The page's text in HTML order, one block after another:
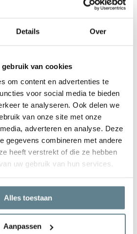
Details Over
gebruik van cookies
om content en advertenties te
voor social media te bieden
te analyseren. Ook delen we
van onze site met onze
adverteren en analyse. Deze
gegevens combineren met andere
heeft verstrekt of die ze hebben
uw gebruik van hun services.
Alles toestaan
Aanpassen
in onderhoud. Is de plantenbak
water. Gebruik
geen
je klaar
een vraag? Neem contact op met ons